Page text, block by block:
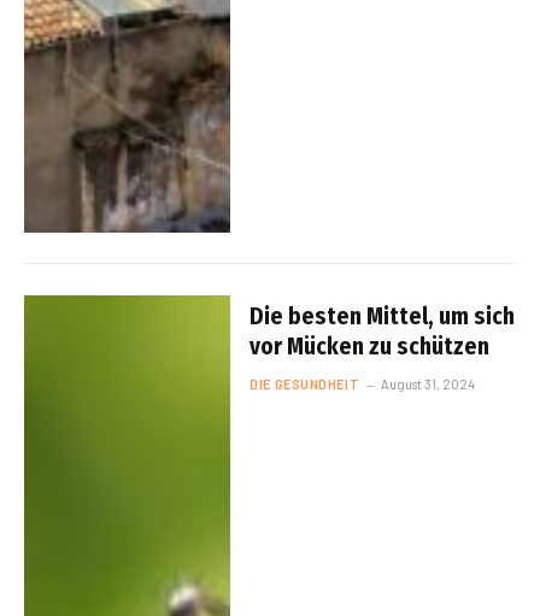
Die besten Mittel, um sich
vor Mücken zu schützen
DIE GESUNDHEIT August 31, 2024